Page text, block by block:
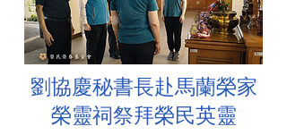
劉協慶秘書長赴馬蘭榮家
榮靈祠祭拜榮民英靈